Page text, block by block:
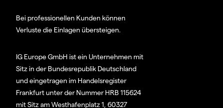
Bei professionellen Kunden können
Verluste die Einlagen übersteigen.
IG Europe GmbH ist ein Unternehmen mit
Sitz in der Bundesrepublik Deutschland
und eingetragen im Handelsregister
Frankfurt unter der Nummer HRB 115624
mit Sitz am Westhafenplatz 1, 60327